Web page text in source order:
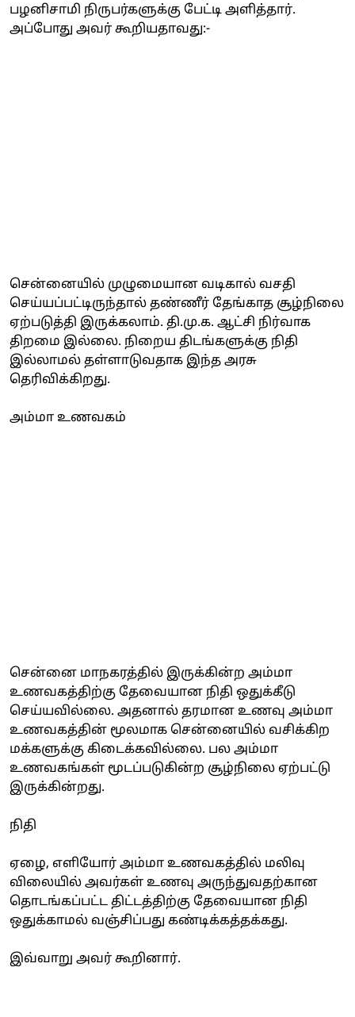
பழனிசாமி நிருபர்களுக்கு பேட்டி அளித்தார்.
அப்போது அவர் கூறியதாவது:-
சென்னையில் முழுமையான வடிகால் வசதி
செய்யப்பட்டிருந்தால் தண்ணீர் தேங்காத சூழ்நிலை
ஏற்படுத்தி இருக்கலாம். தி.மு.க. ஆட்சி நிர்வாக
திறமை இல்லை. நிறைய திடங்களுக்கு நிதி
இல்லாமல் தள்ளாடுவதாக இந்த அரசு
தெரிவிக்கிறது.
அம்மா உணவகம்
சென்னை மாநகரத்தில் இருக்கின்ற அம்மா
உணவகத்திற்கு தேவையான நிதி ஒதுக்கீடு
செய்யவில்லை. அதனால் தரமான உணவு அம்மா
உணவகத்தின் மூலமாக சென்னையில் வசிக்கிற
மக்களுக்கு கிடைக்கவில்லை. பல அம்மா
உணவகங்கள் மூடப்படுகின்ற சூழ்நிலை ஏற்பட்டு
இருக்கின்றது.
நிதி
ஏழை, எளியோர் அம்மா உணவகத்தில் மலிவு
விலையில் அவர்கள் உணவு அருந்துவதற்கான
தொடங்கப்பட்ட திட்டத்திற்கு தேவையான நிதி
ஒதுக்காமல் வஞ்சிப்பது கண்டிக்கத்தக்கது.
இவ்வாறு அவர் கூறினார்.